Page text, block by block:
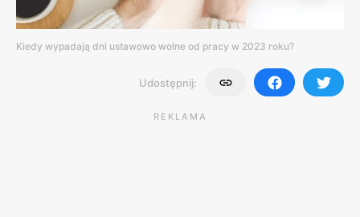
Kiedy wypadają dni ustawowo wolne od pracy w 2023 roku?
Udostępnij:
REKLAMA